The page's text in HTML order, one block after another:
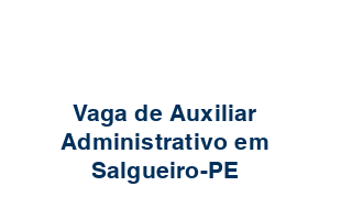
Vaga de Auxiliar
Administrativo em
Salgueiro-PE